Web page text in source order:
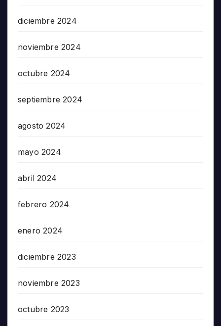
diciembre 2024
noviembre 2024
octubre 2024
septiembre 2024
agosto 2024
mayo 2024
abril 2024
febrero 2024
enero 2024
diciembre 2023
noviembre 2023
octubre 2023